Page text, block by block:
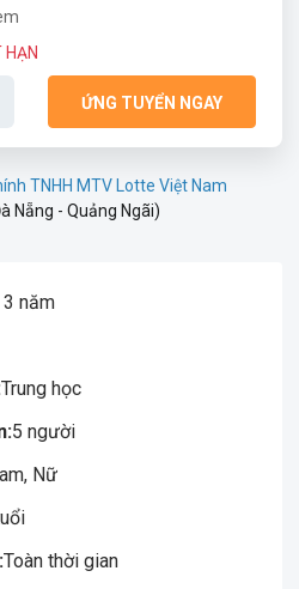
HẠN
ỨNG TUYỂN NGAY
TNHH MTV Lotte Việt Nam
Nẵng - Quảng Ngãi)
năm
Trung học
5 người
Nữ
Toàn thời gian